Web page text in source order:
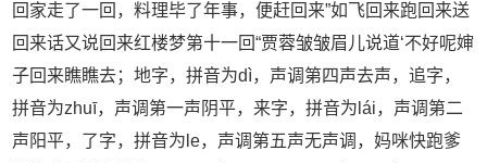
回家走了一回，料理毕了年事，便赶回来”如飞回来跑回来送
回来话又说回来红楼梦第十一回“贾蓉皱皱眉儿说道‘不好呢婶
子回来瞧瞧去；地字，拼音为dì，声调第四声去声，追字，
拼音为zhuī，声调第一声阴平，来字，拼音为lái，声调第二
声阳平，了字，拼音为le，声调第五声无声调，妈咪快跑爹